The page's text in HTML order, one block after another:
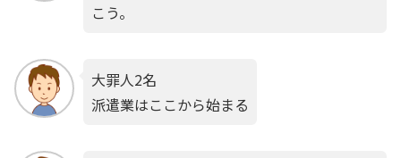
こう。
大罪人2名
派遣業はここから始まる